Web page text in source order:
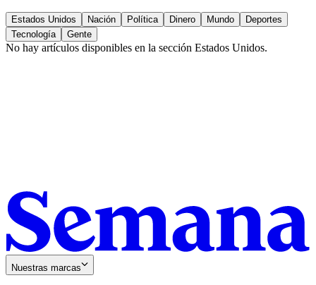
Estados Unidos Nación Política Dinero Mundo
Deportes
Tecnología
Gente
No hay artículos disponibles en la sección Estados Unidos.
Nuestras marcas